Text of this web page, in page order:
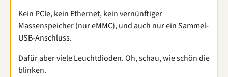
Kein PCIe, kein Ethernet, kein vernünftiger
Massenspeicher (nur eMMC), und auch nur ein Sammel-
USB-Anschluss.
Dafür aber viele Leuchtdioden. Oh, schau, wie schön die
blinken.